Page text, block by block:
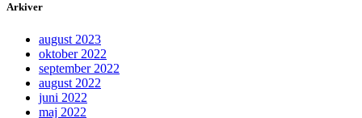
Arkiver
august 2023
oktober 2022
september 2022
august 2022
juni 2022
maj 2022